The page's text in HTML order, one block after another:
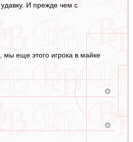
И прежде чем с
мы еще этого игрока в майке